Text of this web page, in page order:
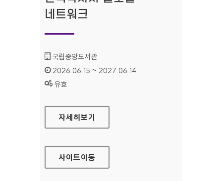
네트워크
기관명 :
국립중앙도서관
인증기간 :
2026.06.15 ~ 2027.06.14
상태 :
유효
한국학사서 글로벌 네트워크
자세히보기
사이트이동